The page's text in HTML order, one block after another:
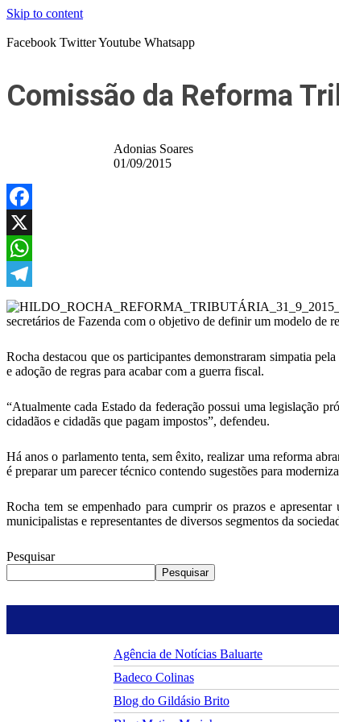
Skip to content
Facebook TwitterYoutube Whatsapp
Comissão da Reforma
Adonias Soares
01/09/2015
Facebook
X
WhatsApp
Telegram
secretários de Fazenda com o objetivo de definir um modelo de
Rocha destacou que os participantes demonstraram simpatia
e adoção de regras para acabar com a guerra fiscal.
“Atualmente cada Estado da federação possui uma legislação
cidadãos e cidadãs que pagam impostos”, defendeu.
Há anos o parlamento tenta, sem êxito, realizar uma reforma
é preparar um parecer técnico contendo sugestões para
Rocha tem se empenhado para cumprir os prazos e
municipalistas e representantes de diversos segmentos da
Pesquisar
Pesquisar
Agência de Notícias Baluarte
Badeco Colinas
Blog do Gildásio Brito